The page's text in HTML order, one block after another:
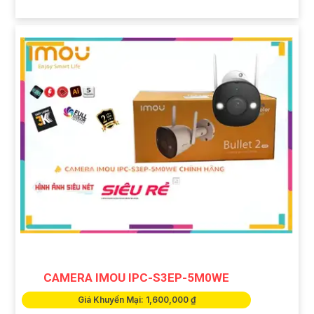
CAMERA IMOU IPC-S3EP-5M0WE
Giá Khuyến Mại: 1,600,000 ₫